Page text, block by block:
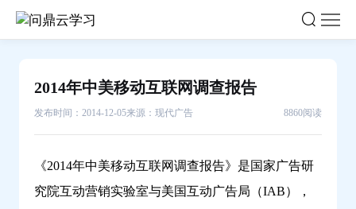
2014
2014年中美移动互联网调查报告
发布时间：2014-12-05来源：现代广告 8860阅读
《2014年中美移动互联网调查报告》是国家广告研
究院互动营销实验室与美国互动广告局（IAB），